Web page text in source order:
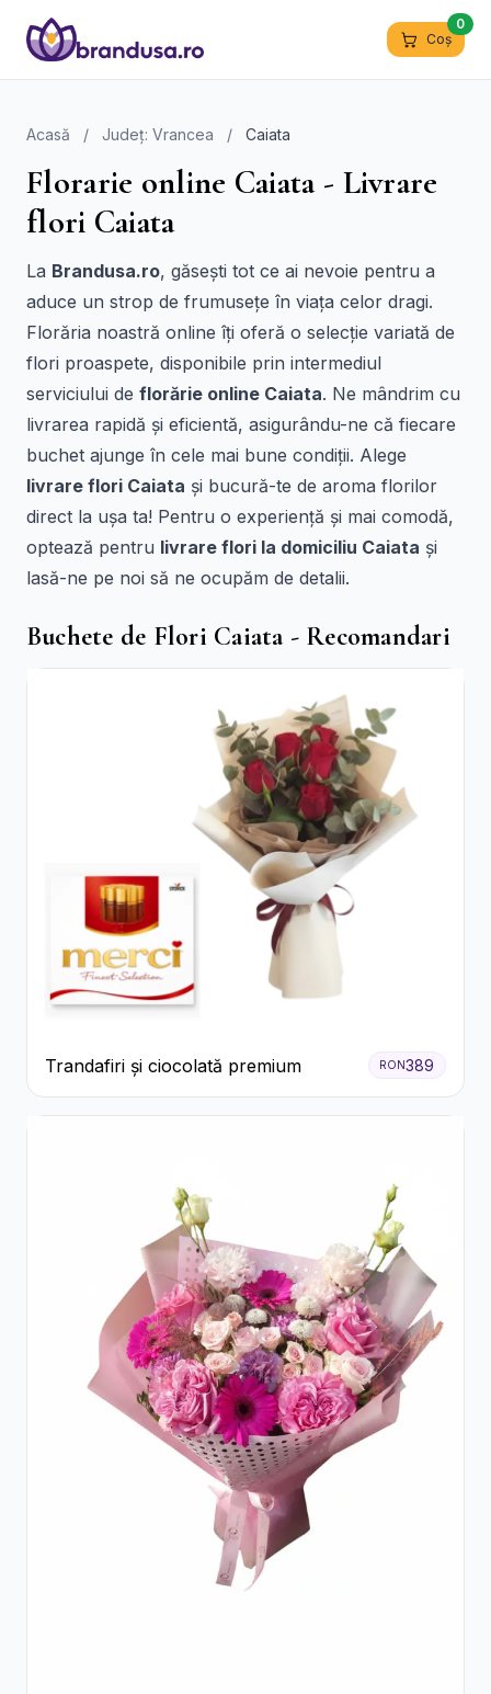
Coș
0
Acasă / Județ: Vrancea / Caiata
Florarie online Caiata - Livrare
flori Caiata
La Brandusa.ro, găsești tot ce ai nevoie pentru a
aduce un strop de frumusețe în viața celor dragi.
Florăria noastră online îți oferă o selecție variată de
flori proaspete, disponibile prin intermediul
serviciului de florărie online Caiata. Ne mândrim cu
livrarea rapidă și eficientă, asigurându-ne că fiecare
buchet ajunge în cele mai bune condiții. Alege
livrare flori Caiata și bucură-te de aroma florilor
direct la ușa ta! Pentru o experiență și mai comodă,
optează pentru livrare flori la domiciliu Caiata și
lasă-ne pe noi să ne ocupăm de detalii.
Buchete de Flori Caiata - Recomandari
Trandafiri și ciocolată premium RON389